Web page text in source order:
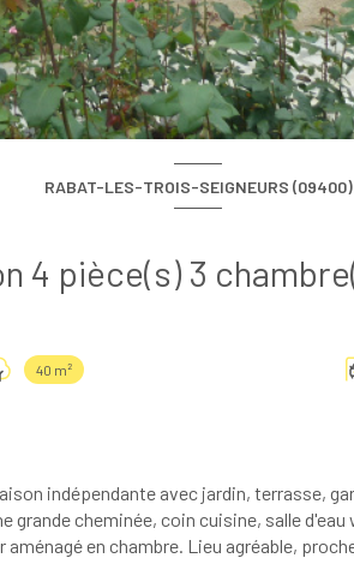
RABAT-LES-TROIS-SEIGNEURS (09400)
40 m²
indépendante avec jardin, terrasse,
grande cheminée, coin cuisine, salle
en chambre. Lieu agréable,